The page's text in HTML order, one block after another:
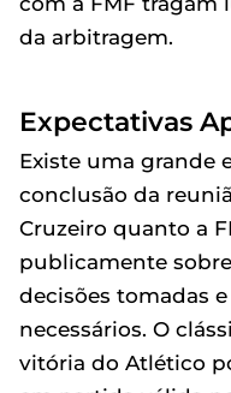
da arbitragem.
Expectativas
Existe uma grande
conclusão da
Cruzeiro quanto a
publicamente
decisões tomadas
necessários. O
vitória do Atlético